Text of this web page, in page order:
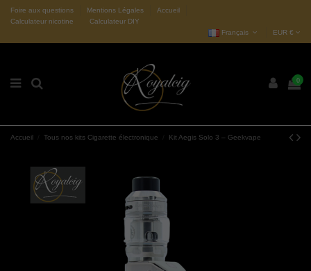
Foire aux questions Mentions Légales
Accueil
Calculateur nicotine
Calculateur DIY
Français
EUR €
0
Accueil Tous nos kits Cigarette électronique Kit Aegis Solo 3 – Geekvape